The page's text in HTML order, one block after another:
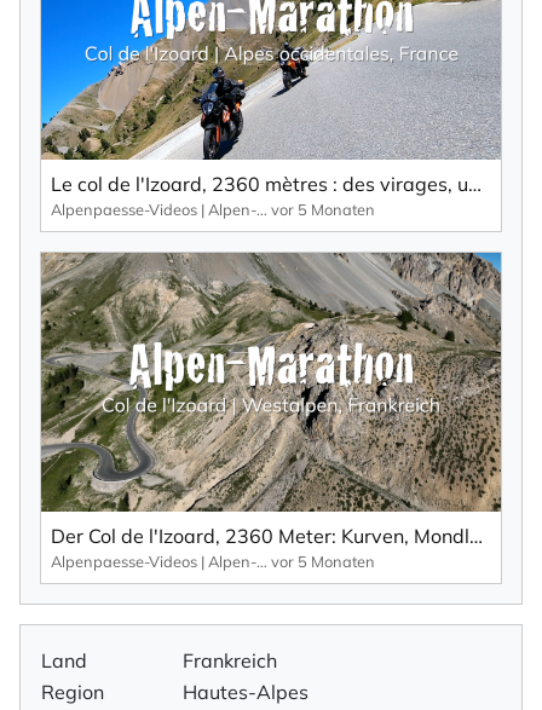
Le col de l'Izoard, 2360 mètres : des virages, un paysage lunaire et un monument unique.
Alpenpaesse-Videos | Alpen-Marathon vor 5 Monaten
Der Col de l'Izoard, 2360 Meter: Kurven, Mondlandschaft und ein einzigartiges Monument.
Alpenpaesse-Videos | Alpen-Marathon vor 5 Monaten
Land
Frankreich
Region
Hautes-Alpes